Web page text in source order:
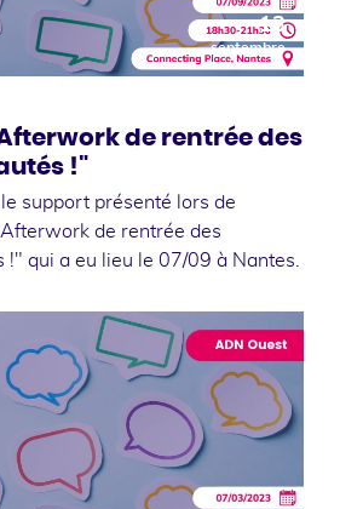
13
septembre
de rentrée des
!"
support présenté lors de
de rentrée des
!" qui a eu lieu le 07/09 à Nantes.